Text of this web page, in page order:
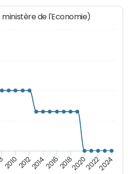
ministère de l'Economie)
20102012201420162018202020222024